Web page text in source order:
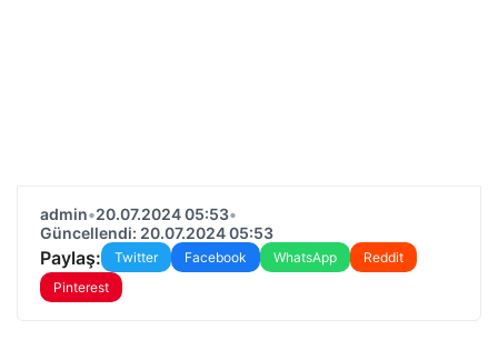
admin•20.07.2024 05:53•
Güncellendi: 20.07.2024 05:53
Paylaş: Twitter Facebook WhatsApp
Reddit
Pinterest